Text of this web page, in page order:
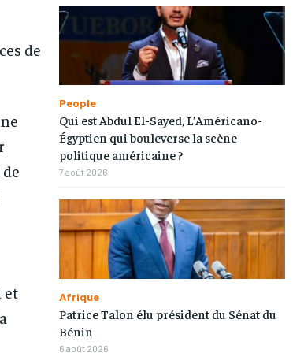
first one until you
subscription.
first one until you
subscription.
de
et
People
Qui est Abdul El-Sayed, L’Américano-
Égyptien qui bouleverse la scène
politique américaine ?
7 août 2026
Afrique
Patrice Talon élu président du Sénat du
Bénin
6 août 2026